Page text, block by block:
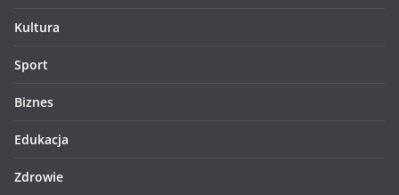
Kultura
Sport
Biznes
Edukacja
Zdrowie